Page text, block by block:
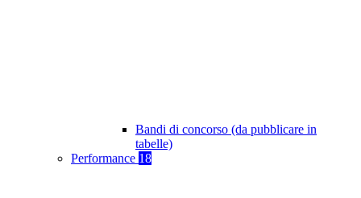
Bandi di concorso (da pubblicare in
tabelle)
Performance 18